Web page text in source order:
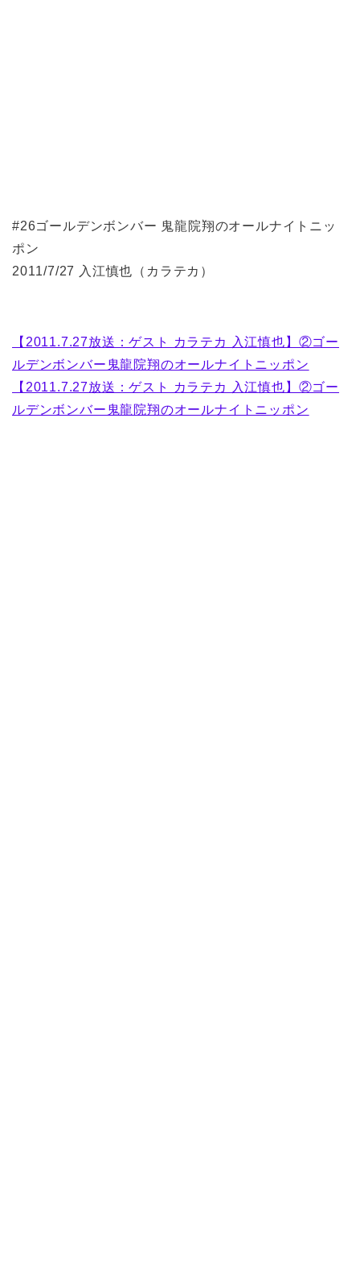
#26ゴールデンボンバー 鬼龍院翔のオールナイトニッ
ポン
2011/7/27 入江慎也（カラテカ）
【2011.7.27放送：ゲスト カラテカ 入江慎也】②ゴー
ルデンボンバー鬼龍院翔のオールナイトニッポン
【2011.7.27放送：ゲスト カラテカ 入江慎也】②ゴー
ルデンボンバー鬼龍院翔のオールナイトニッポン